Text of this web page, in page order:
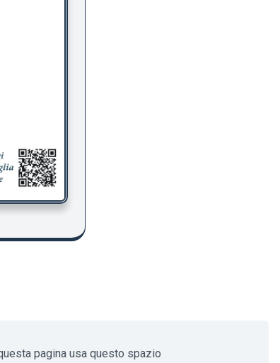
pagina usa questo spazio